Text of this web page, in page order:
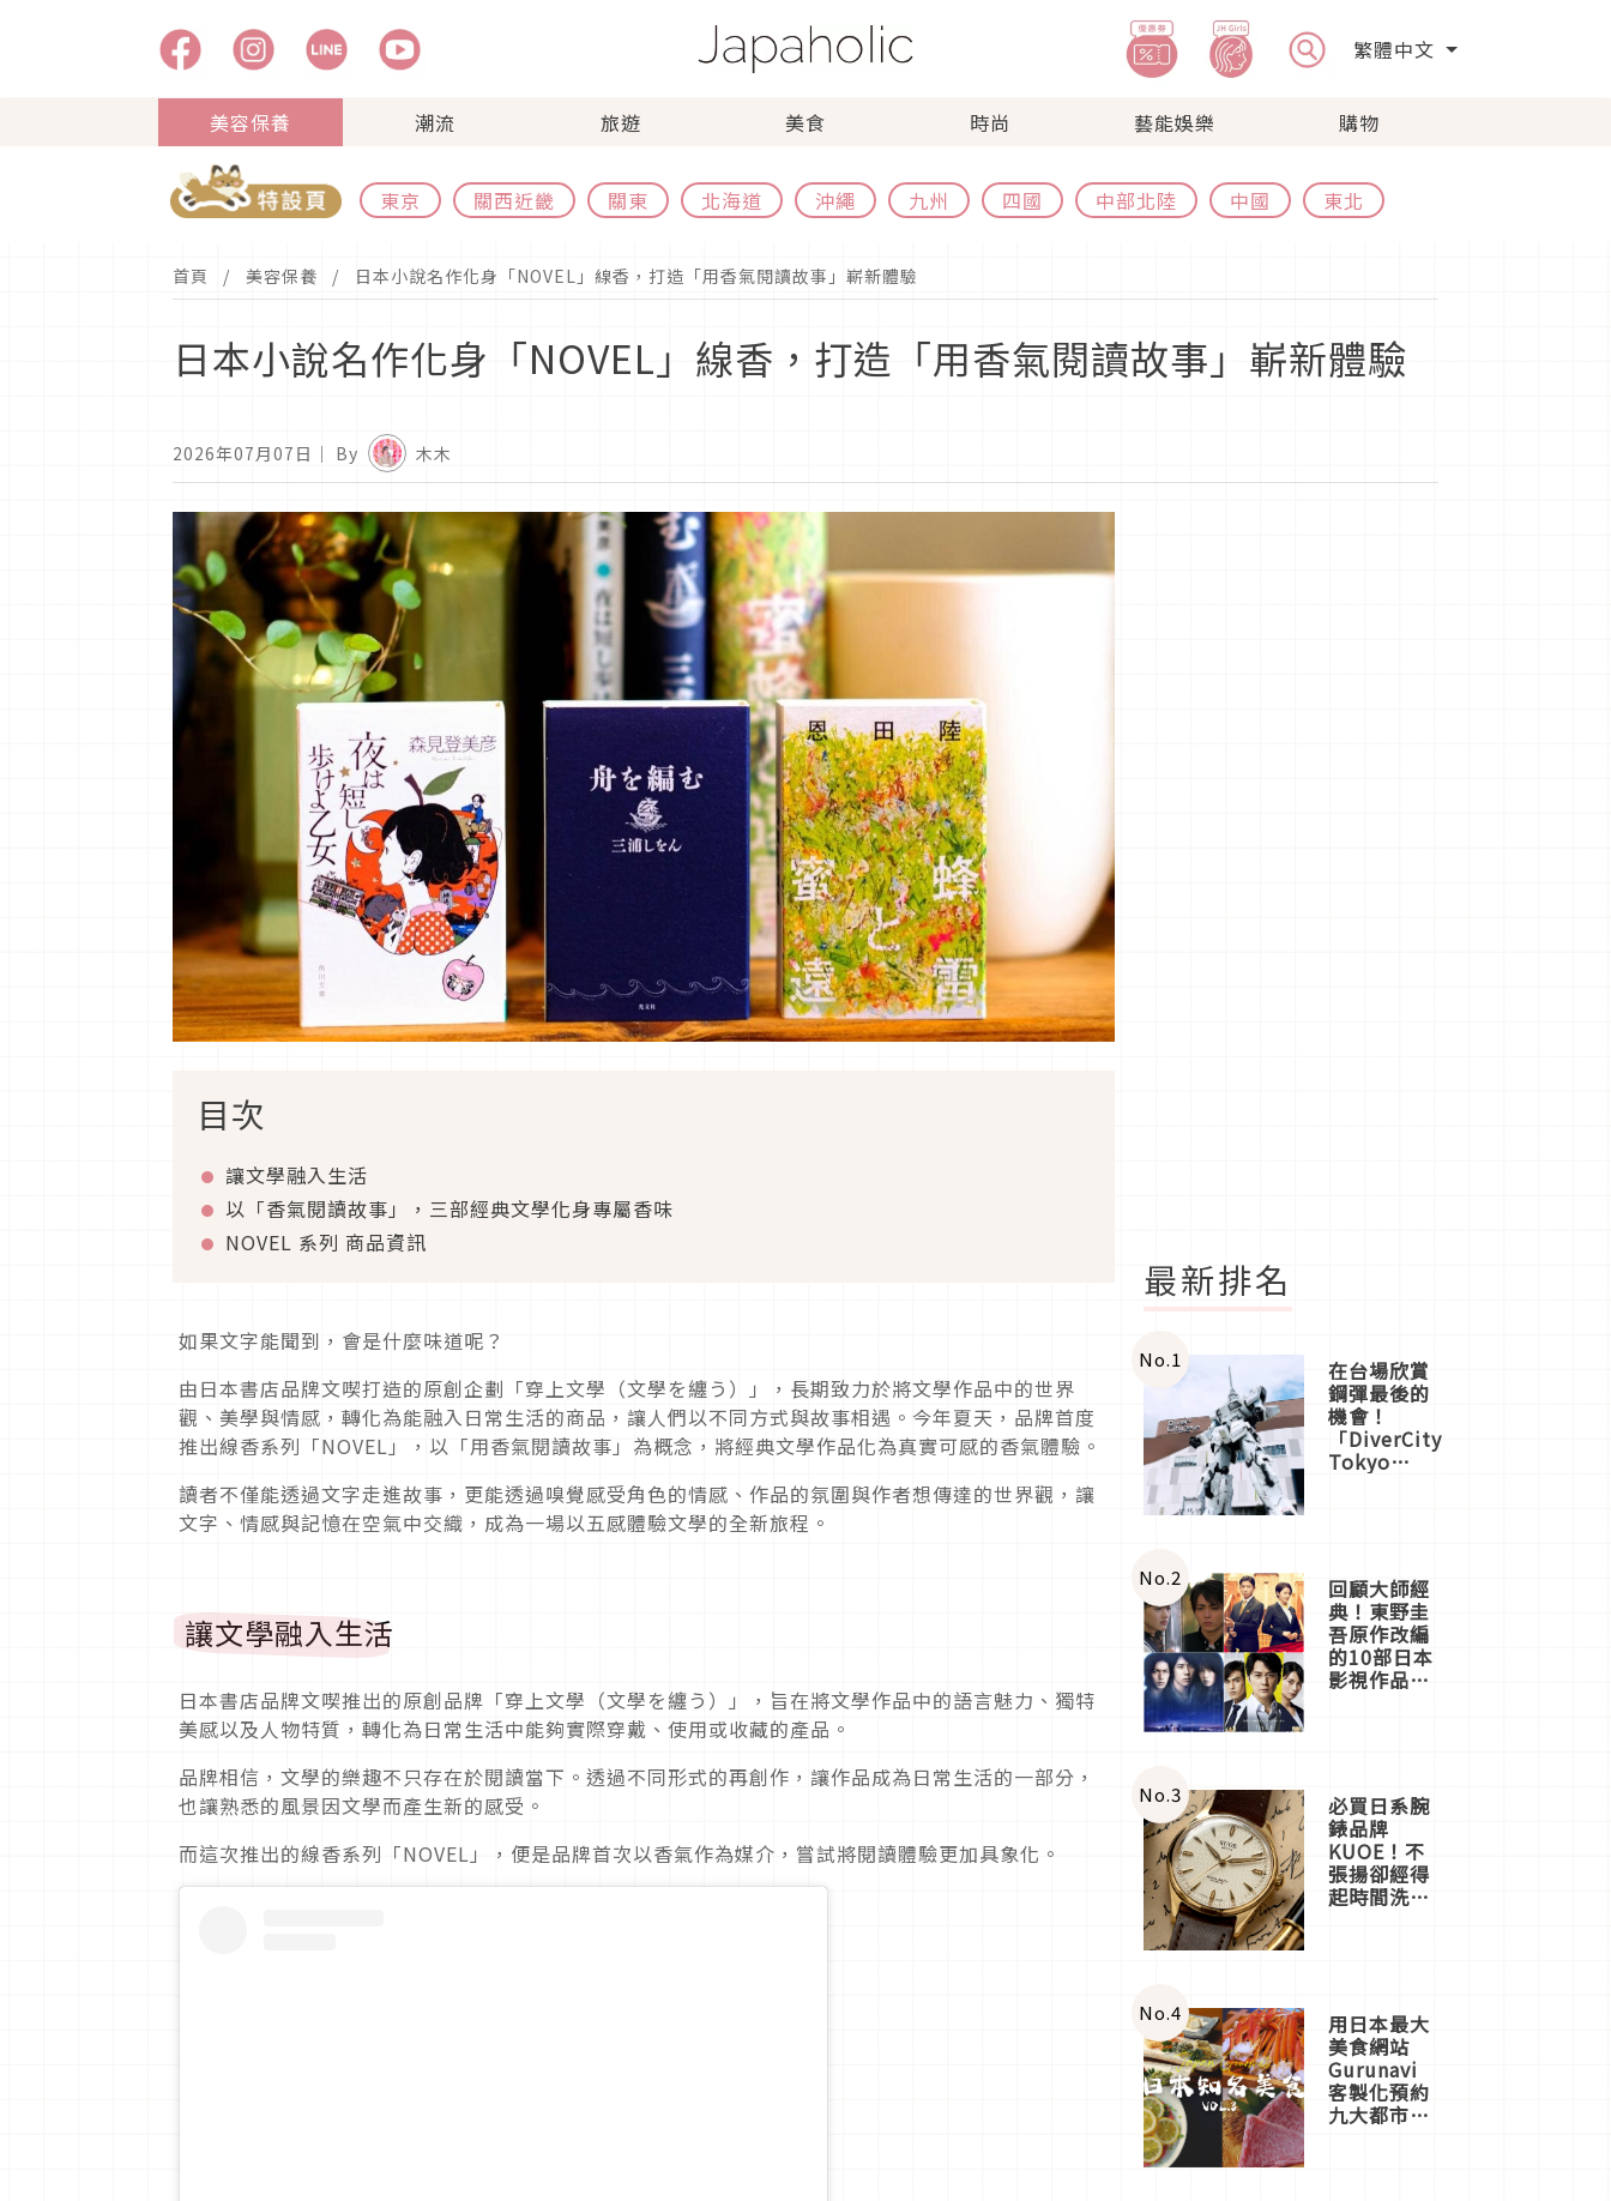
繁體中文
美容保養 潮流 旅遊 美食 時尚 藝能娛樂 購物
東京 關西近畿 關東 北海道 沖繩 九州 四國 中部北陸 中國 東北
首頁 美容保養 日本小說名作化身「NOVEL」線香，打造「用香氣閱讀故事」嶄新體驗
日本小說名作化身「NOVEL」線香，打造「用香氣閱讀故事」嶄新體驗
2026年07月07日 ｜ By 木木
目次
讓文學融入生活
以「香氣閱讀故事」，三部經典文學化身專屬香味
NOVEL 系列 商品資訊
如果文字能聞到，會是什麼味道呢？
由日本書店品牌文喫打造的原創企劃「穿上文學（文學を纏う）」，長期致力於將文學作品中的世界
觀、美學與情感，轉化為能融入日常生活的商品，讓人們以不同方式與故事相遇。今年夏天，品牌首度
推出線香系列「NOVEL」，以「用香氣閱讀故事」為概念，將經典文學作品化為真實可感的香氣體驗。
讀者不僅能透過文字走進故事，更能透過嗅覺感受角色的情感、作品的氛圍與作者想傳達的世界觀，讓
文字、情感與記憶在空氣中交織，成為一場以五感體驗文學的全新旅程。
讓文學融入生活
日本書店品牌文喫推出的原創品牌「穿上文學（文學を纏う）」，旨在將文學作品中的語言魅力、獨特
美感以及人物特質，轉化為日常生活中能夠實際穿戴、使用或收藏的產品。
品牌相信，文學的樂趣不只存在於閱讀當下。透過不同形式的再創作，讓作品成為日常生活的一部分，
也讓熟悉的風景因文學而產生新的感受。
而這次推出的線香系列「NOVEL」，便是品牌首次以香氣作為媒介，嘗試將閱讀體驗更加具象化。
最新排名
No.1 在台場欣賞
鋼彈最後的
機會！
「DiverCity
Tokyo
體驗
No.2 回顧大師經
典！東野圭
吾原作改編
的10部日本
影視作品推
No.3 必買日系腕
錶品牌
KUOE！不
張揚卻經得
起時間洗鍊
No.4 用日本最大
美食網站
Gurunavi
客製化預約
九大都市餐